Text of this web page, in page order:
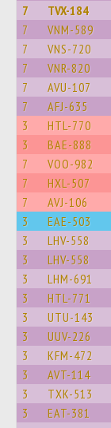
7 TVX-184
7 VNM-589
7 VNS-720
7 VNR-820
7 AVU-107
7 AFJ-635
3 HTL-770
3 BAE-888
7 VOO-982
7 HXL-507
7 AVJ-106
3 EAE-503
3 LHV-558
3 LHV-558
3 LHM-691
3 HTL-771
3 UTU-143
3 UUV-226
3 KFM-472
3 AVT-114
3 TXK-513
3 EAT-381